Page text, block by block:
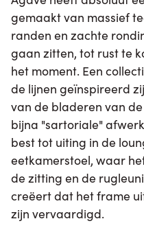
gemaakt van massief
randen en zachte
gaan zitten, tot rust te
het moment. Een
de lijnen geïnspireerd
van de bladeren van
bijna "sartoriale"
best tot uiting in de
eetkamerstoel, waar
de zitting en de
creëert dat het frame
zijn vervaardigd.